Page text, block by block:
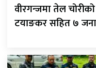
वीरगन्जमा तेल
टयाङकर सहित ७ जना